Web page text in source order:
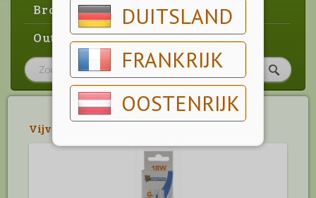
DUITSLAND
FRANKRIJK
OOSTENRIJK
Brood & gebak
Outlet
Vijver